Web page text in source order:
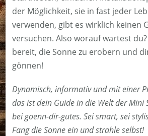
der Möglichkeit, sie in fast jeder
verwenden, gibt es wirklich keinen
versuchen. Also worauf wartest
bereit, die Sonne zu erobern und
gönnen!
Dynamisch, informativ und mit einer
das ist dein Guide in die Welt der Mini
bei goenn-dir-gutes. Sei smart, sei
Fang die Sonne ein und strahle selbst!